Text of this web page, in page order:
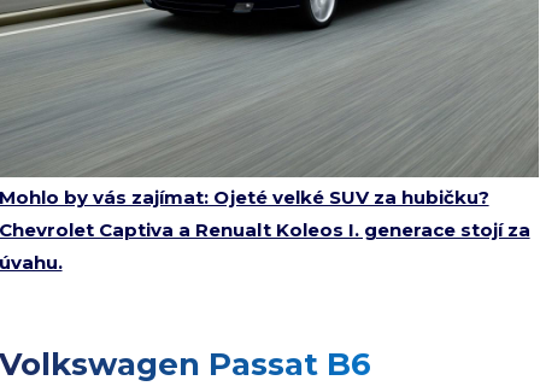
by vás zajímat: Ojeté velké SUV za hubičku?
Captiva a Renualt Koleos I. generace stojí za
Passat B6